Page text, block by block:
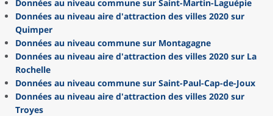
Données au niveau commune sur Saint-Martin-Laguépie
Données au niveau aire d'attraction des villes 2020 sur
Quimper
Données au niveau commune sur Montagagne
Données au niveau aire d'attraction des villes 2020 sur La
Rochelle
Données au niveau commune sur Saint-Paul-Cap-de-Joux
Données au niveau aire d'attraction des villes 2020 sur
Troyes